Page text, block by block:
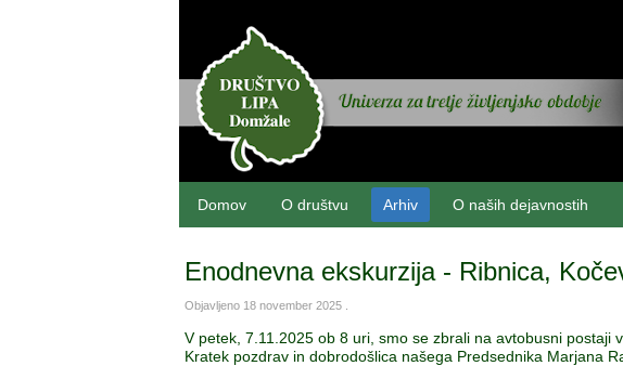
Domov O društvu Arhiv O naših dejavnostih
Enodnevna ekskurzija - Ribnica,
Objavljeno 18 november 2025
V petek, 7.11.2025 ob 8 uri, smo se zbrali na avtobusni postaji
Kratek pozdrav in dobrodošlica našega Predsednika Marjana